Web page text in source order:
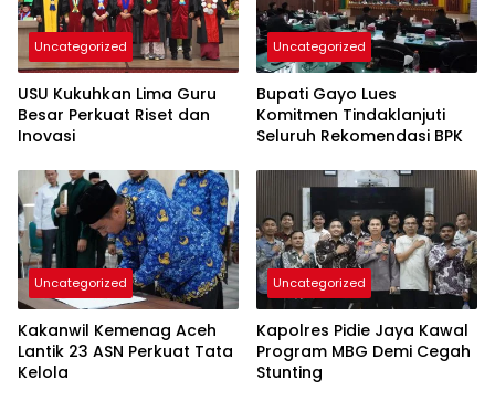
Uncategorized
USU Kukuhkan Lima Guru
Besar Perkuat Riset dan
Inovasi
Uncategorized
Bupati Gayo Lues
Komitmen Tindaklanjuti
Seluruh Rekomendasi BPK
Uncategorized
Kakanwil Kemenag Aceh
Lantik 23 ASN Perkuat Tata
Kelola
Uncategorized
Kapolres Pidie Jaya Kawal
Program MBG Demi Cegah
Stunting